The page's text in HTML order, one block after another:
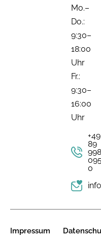
Mo.–
Do.:
9:30–
18:00
Uhr
Fr.:
9:30–
16:00
Uhr
+49
89
0
Impressum